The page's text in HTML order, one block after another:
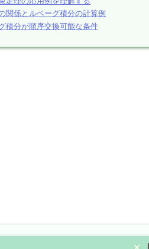
関係とルベーグ積分の計算例
積分が順序交換可能な条件